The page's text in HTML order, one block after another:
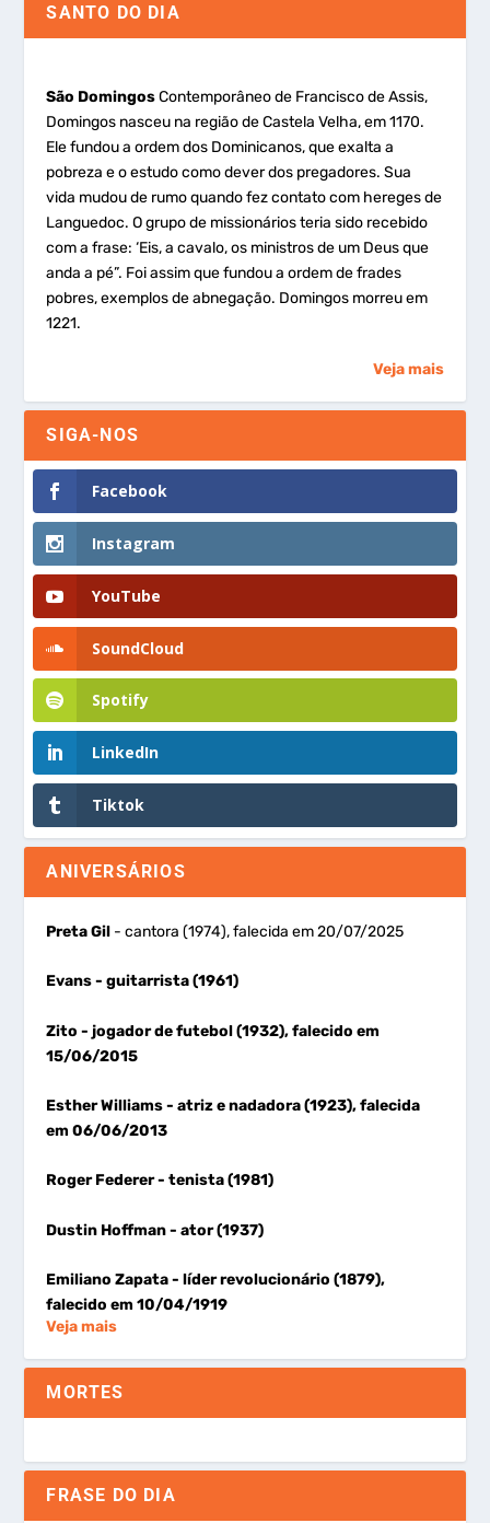
SANTO DO DIA
São DomingosContemporâneo de Francisco de Assis,
Domingos nasceu na região de Castela Velha, em 1170.
Ele fundou a ordem dos Dominicanos, que exalta a
pobreza e o estudo como dever dos pregadores. Sua
vida mudou de rumo quando fez contato com hereges de
Languedoc. O grupo de missionários teria sido recebido
com a frase: ‘Eis, a cavalo, os ministros de um Deus que
anda a pé”. Foi assim que fundou a ordem de frades
pobres, exemplos de abnegação. Domingos morreu em
1221.
Veja mais
SIGA-NOS
Facebook
Instagram
YouTube
SoundCloud
Spotify
LinkedIn
Tiktok
ANIVERSÁRIOS
Preta Gil - cantora (1974), falecida em 20/07/2025
Evans- guitarrista (1961)
Zito- jogador de futebol (1932), falecido em
15/06/2015
Esther Williams- atriz e nadadora (1923), falecida
em 06/06/2013
Roger Federer- tenista (1981)
Dustin Hoffman- ator (1937)
Emiliano Zapata- líder revolucionário (1879),
falecido em 10/04/1919
Veja mais
MORTES
FRASE DO DIA